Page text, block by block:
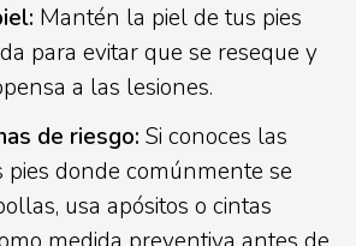
Mantén la piel de tus pies
para evitar que se reseque y
a las lesiones.
de riesgo: Si conoces las
pies donde comúnmente se
usa apósitos o cintas